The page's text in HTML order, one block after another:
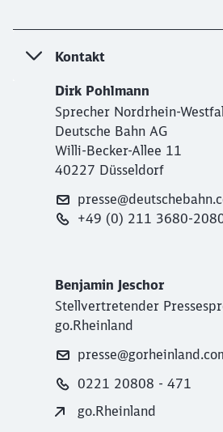
Kontakt
Dirk Pohlmann
Sprecher Nordrhein-
Deutsche Bahn AG
Willi-Becker-Allee 11
40227 Düsseldorf
+49 (0) 211 3680-
Benjamin Jeschor
Stellvertretender
go.Rheinland
0221 20808 - 471
go.Rheinland